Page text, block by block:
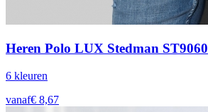
Heren Polo LUX Stedman ST9060
6 kleuren
vanaf€ 8,67